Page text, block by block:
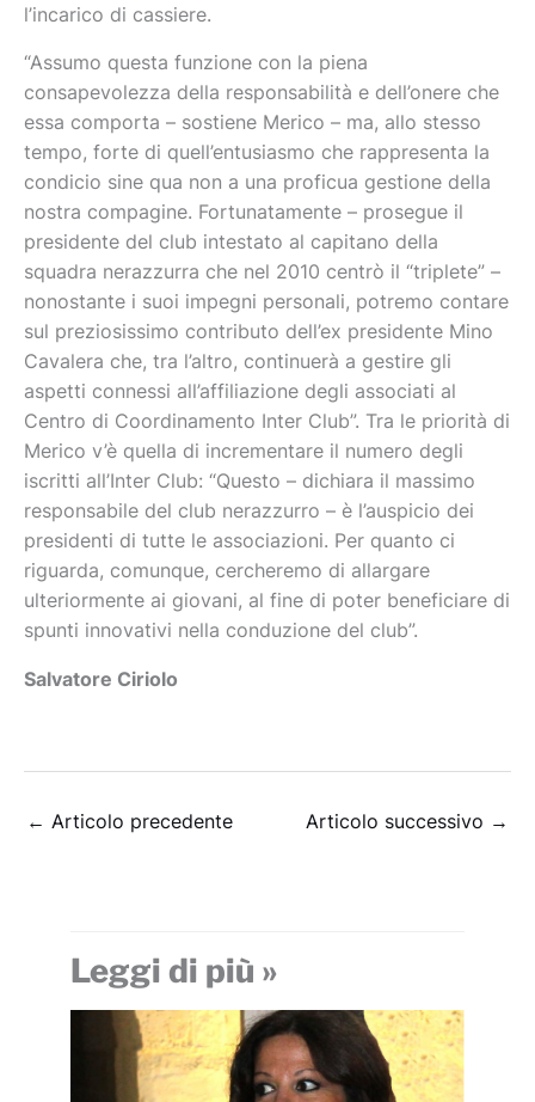
l’incarico di cassiere.
“Assumo questa funzione con la piena
consapevolezza della responsabilità e dell’onere che
essa comporta – sostiene Merico – ma, allo stesso
tempo, forte di quell’entusiasmo che rappresenta la
condicio sine qua non a una proficua gestione della
nostra compagine. Fortunatamente – prosegue il
presidente del club intestato al capitano della
squadra nerazzurra che nel 2010 centrò il “triplete” –
nonostante i suoi impegni personali, potremo contare
sul preziosissimo contributo dell’ex presidente Mino
Cavalera che, tra l’altro, continuerà a gestire gli
aspetti connessi all’affiliazione degli associati al
Centro di Coordinamento Inter Club”. Tra le priorità di
Merico v’è quella di incrementare il numero degli
iscritti all’Inter Club: “Questo – dichiara il massimo
responsabile del club nerazzurro – è l’auspicio dei
presidenti di tutte le associazioni. Per quanto ci
riguarda, comunque, cercheremo di allargare
ulteriormente ai giovani, al fine di poter beneficiare di
spunti innovativi nella conduzione del club”.
Salvatore Ciriolo
← Articolo precedente Articolo successivo →
Leggi di più »